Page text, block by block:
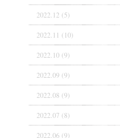
2022.12 (5)
2022.11 (10)
2022.10 (9)
2022.09 (9)
2022.08 (9)
2022.07 (8)
2022.06 (9)